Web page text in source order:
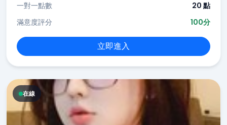
一對一點數
20 點
滿意度評分
100分
立即進入
在線